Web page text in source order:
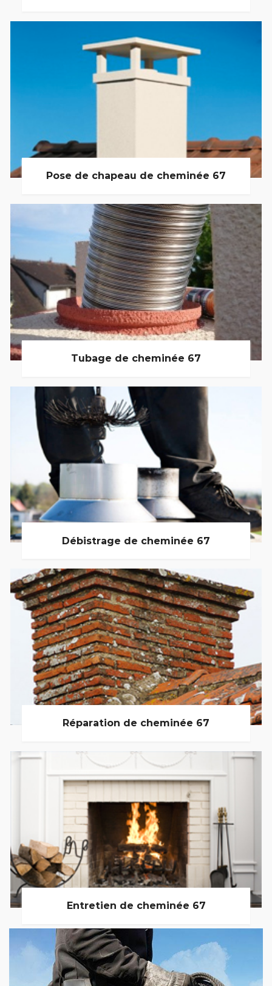
Pose de chapeau de cheminée 67
Tubage de cheminée 67
Débistrage de cheminée 67
Réparation de cheminée 67
Entretien de cheminée 67